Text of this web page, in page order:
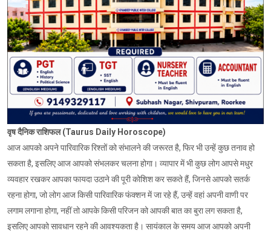
वृष दैनिक राशिफल (Taurus Daily Horoscope)
आज आपको अपने पारिवारिक रिश्तों को संभालने की जरूरत है, फिर भी उन्हें कुछ तनाव हो
सकता है, इसलिए आज आपको संभलकर चलना होगा। व्यापार में भी कुछ लोग आपसे मधुर
व्यवहार रखकर आपका फायदा उठाने की पूरी कोशिश कर सकते हैं, जिनसे आपको सतर्क
रहना होगा, जो लोग आज किसी पारिवारिक फंक्शन में जा रहे हैं, उन्हें वहां अपनी वाणी पर
लगाम लगाना होगा, नहीं तो आपके किसी परिजन को आपकी बात का बुरा लग सकता है,
इसलिए आपको सावधान रहने की आवश्यकता है। सायंकाल के समय आज आपको अपनी